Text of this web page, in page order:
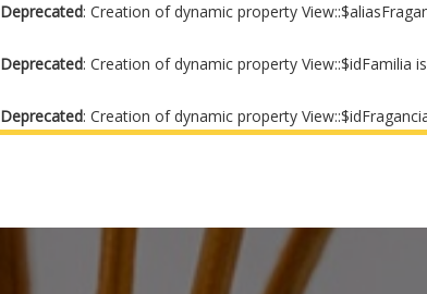
Deprecated: Creation of dynamic property
Deprecated: Creation of dynamic property View::$idFamilia
Deprecated: Creation of dynamic property